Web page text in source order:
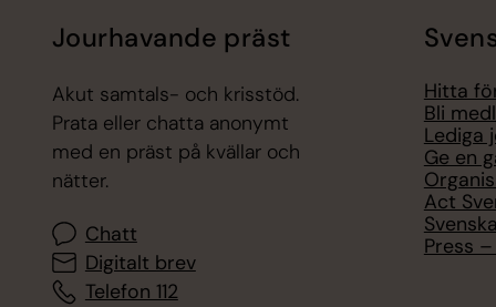
Jourhavande präst
Akut samtals- och krisstöd.
Prata eller chatta anonymt
med en präst på kvällar och
nätter.
Chatt
Digitalt brev
Telefon 112
Hitta
Bli
Lediga
Ge en
Act
Press